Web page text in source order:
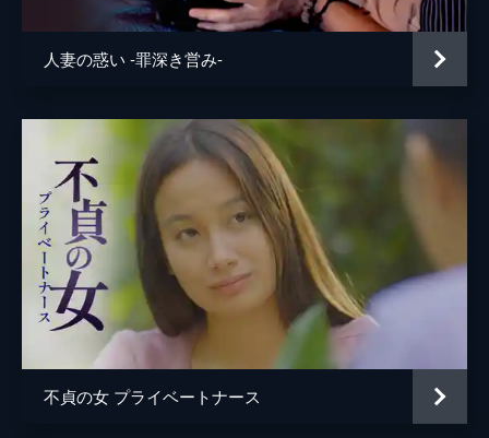
人妻の惑い -罪深き営み-
不貞の女 プライベートナース